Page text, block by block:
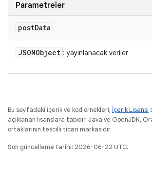
Parametreler
postData
JSONObject : yayınlanacak veriler
Bu sayfadaki içerik ve kod örnekleri, İçerik Lisansı
açıklanan lisanslara tabidir. Java ve OpenJDK,
ortaklarının tescilli ticari markasıdır.
Son güncelleme tarihi: 2026-06-22 UTC.